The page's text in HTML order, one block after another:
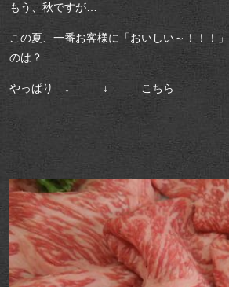
もう、秋ですが…
この夏、一番お客様に「おいしい～！！！
のは？
やっぱり ↓ ↓ こちら